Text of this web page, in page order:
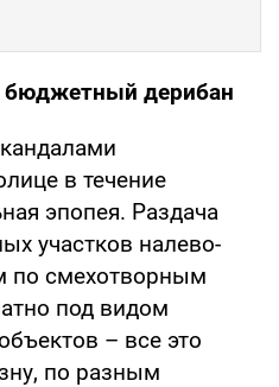
дерибан
в течение
эпопея. Раздача
участков налево-
по смехотворным
под видом
– все это
по разным